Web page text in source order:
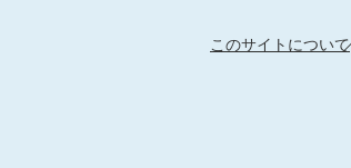
このサイトについて